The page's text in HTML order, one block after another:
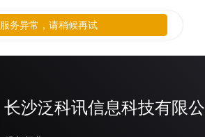
长沙泛科讯信息科技有限
服务异常，请稍候再试